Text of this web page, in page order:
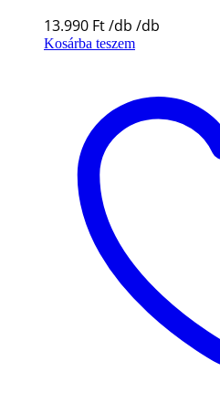
13.990 Ft
Kosárba teszem